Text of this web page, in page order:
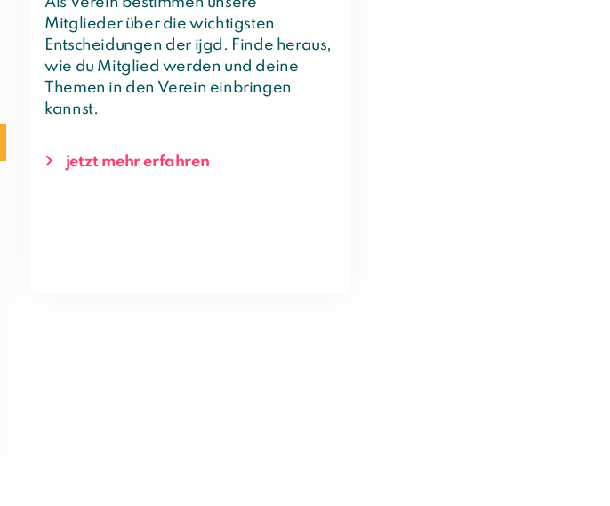
Mitglieder über die wichtigsten
Entscheidungen der ijgd. Finde heraus,
wie du Mitglied werden und deine
Themen in den Verein einbringen
kannst.
jetzt mehr erfahren